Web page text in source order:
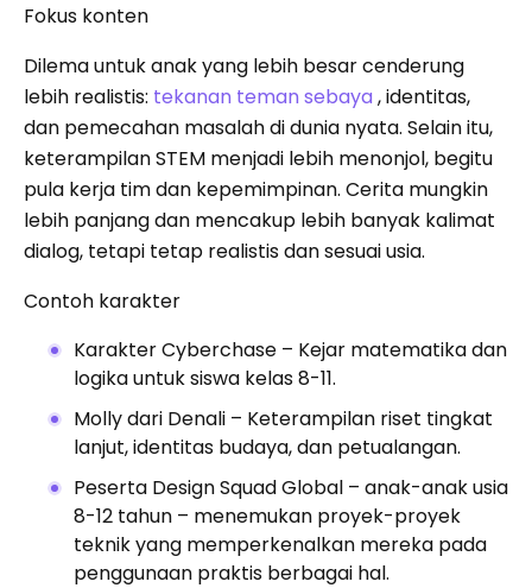
Fokus konten
Dilema untuk anak yang lebih besar cenderung
lebih realistis: tekanan teman sebaya , identitas,
dan pemecahan masalah di dunia nyata. Selain itu,
keterampilan STEM menjadi lebih menonjol, begitu
pula kerja tim dan kepemimpinan. Cerita mungkin
lebih panjang dan mencakup lebih banyak kalimat
dialog, tetapi tetap realistis dan sesuai usia.
Contoh karakter
Karakter Cyberchase – Kejar matematika dan
logika untuk siswa kelas 8-11.
Molly dari Denali – Keterampilan riset tingkat
lanjut, identitas budaya, dan petualangan.
Peserta Design Squad Global – anak-anak usia
8-12 tahun – menemukan proyek-proyek
teknik yang memperkenalkan mereka pada
penggunaan praktis berbagai hal.